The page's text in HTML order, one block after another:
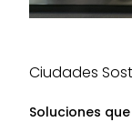
Ciudades
Soluciones